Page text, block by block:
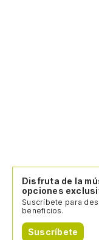
Disfruta de la
opciones
Suscríbete para
beneficios.
Suscríbete